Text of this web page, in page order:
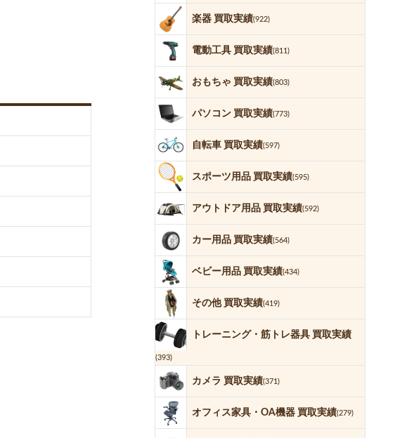
楽器 買取実績(922)
電動工具 買取実績(811)
おもちゃ 買取実績(803)
パソコン 買取実績(773)
自転車 買取実績(597)
スポーツ用品 買取実績(595)
アウトドア用品 買取実績(592)
カー用品 買取実績(564)
ベビー用品 買取実績(434)
その他 買取実績(419)
トレーニング・筋トレ器具 買取実績
(393)
カメラ 買取実績(371)
オフィス家具・OA機器 買取実績(279)